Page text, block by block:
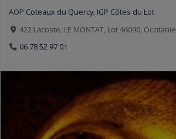
AOP Coteaux du Quercy, IGP Côtes du Lot
422 Lacoste, LE MONTAT, Lot 46090, Occitanie
06 78 52 97 01